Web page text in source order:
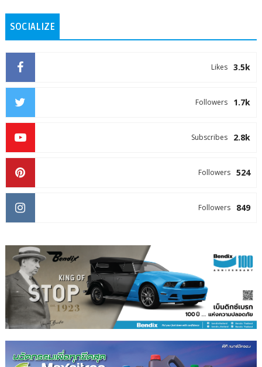
SOCIALIZE
3.5k
Likes
1.7k
Followers
2.8k
Subscribes
524
Followers
849
Followers